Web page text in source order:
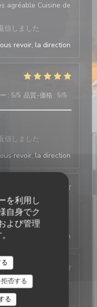
を利用し
自身でク
よび管理
否する
る
agréable Cuisine de
信しました
revoir, la direction
: 5/5 品質-価格 : 5/5
信しました
revoir, la direction
:5/5 品質-価格
信しました
revoir, la direction
:4/5 品質-価格
信しました